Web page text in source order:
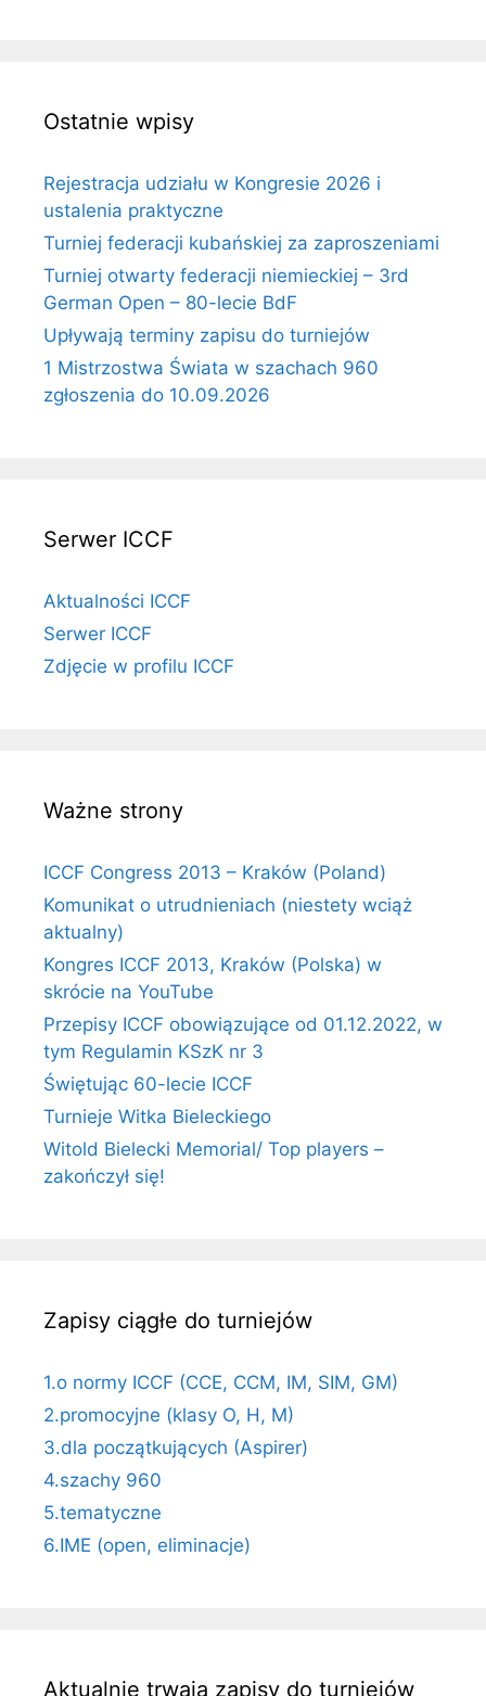
Ostatnie wpisy
Rejestracja udziału w Kongresie 2026 i
ustalenia praktyczne
Turniej federacji kubańskiej za zaproszeniami
Turniej otwarty federacji niemieckiej – 3rd
German Open – 80-lecie BdF
Upływają terminy zapisu do turniejów
1 Mistrzostwa Świata w szachach 960
zgłoszenia do 10.09.2026
Serwer ICCF
Aktualności ICCF
Serwer ICCF
Zdjęcie w profilu ICCF
Ważne strony
ICCF Congress 2013 – Kraków (Poland)
Komunikat o utrudnieniach (niestety wciąż
aktualny)
Kongres ICCF 2013, Kraków (Polska) w
skrócie na YouTube
Przepisy ICCF obowiązujące od 01.12.2022, w
tym Regulamin KSzK nr 3
Świętując 60-lecie ICCF
Turnieje Witka Bieleckiego
Witold Bielecki Memorial/ Top players –
zakończył się!
Zapisy ciągłe do turniejów
1.o normy ICCF (CCE, CCM, IM, SIM, GM)
2.promocyjne (klasy O, H, M)
3.dla początkujących (Aspirer)
4.szachy 960
5.tematyczne
6.IME (open, eliminacje)
Aktualnie trwają zapisy do turniejów